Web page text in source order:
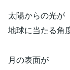
太陽からの光が
地球に当たる角
月の表面が